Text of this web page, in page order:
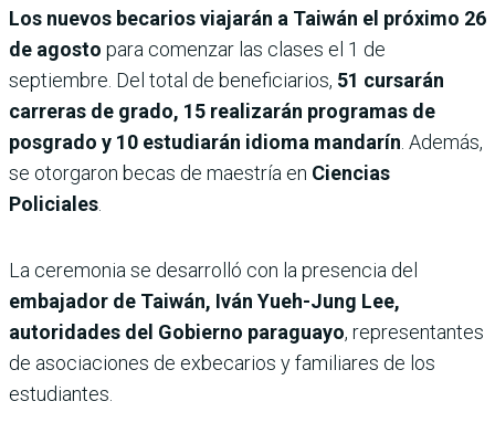
Los nuevos becarios viajarán a Taiwán el próximo 26
de agosto para comenzar las clases el 1 de
septiembre. Del total de beneficiarios, 51 cursarán
carreras de grado, 15 realizarán programas de
posgrado y 10 estudiarán idioma mandarín . Además,
se otorgaron becas de maestría en Ciencias
Policiales
La ceremonia se desarrolló con la presencia del
embajador de Taiwán, Iván Yueh-Jung Lee,
autoridades del Gobierno paraguayo, representantes
de asociaciones de exbecarios y familiares de los
estudiantes.